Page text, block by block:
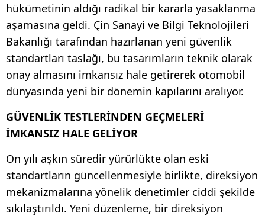
hükümetinin aldığı radikal bir kararla yasaklanma
aşamasına geldi. Çin Sanayi ve Bilgi Teknolojileri
Bakanlığı tarafından hazırlanan yeni güvenlik
standartları taslağı, bu tasarımların teknik olarak
onay almasını imkansız hale getirerek otomobil
dünyasında yeni bir dönemin kapılarını aralıyor.
GÜVENLİK TESTLERİNDEN GEÇMELERİ
İMKANSIZ HALE GELİYOR
On yılı aşkın süredir yürürlükte olan eski
standartların güncellenmesiyle birlikte, direksiyon
mekanizmalarına yönelik denetimler ciddi şekilde
sıkılaştırıldı. Yeni düzenleme, bir direksiyon